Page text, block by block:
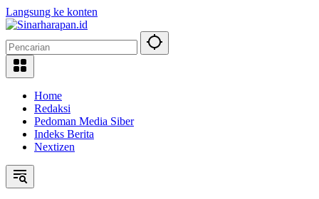
Langsung ke konten
Home
Redaksi
Pedoman Media Siber
Indeks Berita
Nextizen